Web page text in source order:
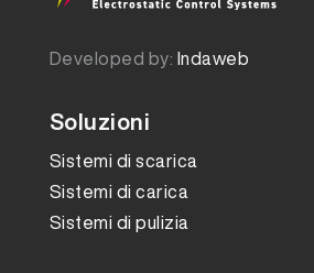
Developed by: Indaweb
Soluzioni
Sistemi di scarica
Sistemi di carica
Sistemi di pulizia